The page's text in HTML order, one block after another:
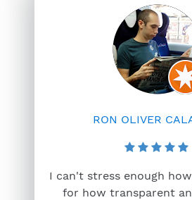
RON OLIVER
I can't stress enough
for how transparent